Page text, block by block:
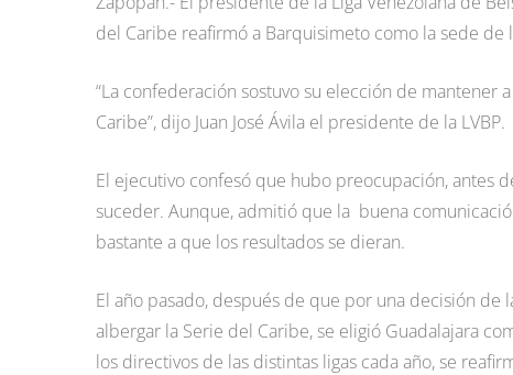
del Caribe reafirmó a Barquisimeto como la sede
“La confederación sostuvo su elección de mantener
Caribe”, dijo Juan José Ávila el presidente de la LVBP.
El ejecutivo confesó que hubo preocupación, antes
suceder. Aunque, admitió que la buena
bastante a que los resultados se dieran.
El año pasado, después de que por una decisión
albergar la Serie del Caribe, se eligió Guadalajara
los directivos de las distintas ligas cada año, se